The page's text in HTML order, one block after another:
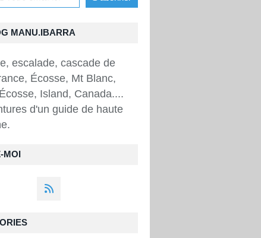
MOI
MANU.IBARRA
escalade, cascade de
Écosse, Mt Blanc,
Island, Canada....
d'un guide de haute